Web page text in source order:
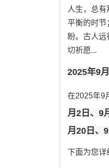
人生，总
平衡的时节
盼。古人
切祈愿...
2025年9
在2025年9
月2日、9
月20日、
下面为您详